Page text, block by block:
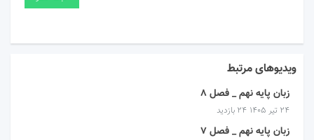
ویدیوهای مرتبط
زبان پایه نهم _ فصل 8
۲۴ تیر ۱۴۰۵ 24 بازدید
زبان پایه نهم _ فصل 7